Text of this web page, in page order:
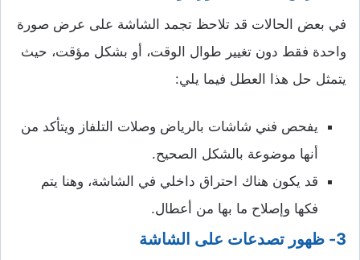
في بعض الحالات قد تلاحظ تجمد الشاشة على عرض صورة
واحدة فقط دون تغيير طوال الوقت، أو بشكل مؤقت، حيث
يتمثل حل هذا العطل فيما يلي:
يفحص فني شاشات بالرياض وصلات التلفاز ويتأكد من
أنها موضوعة بالشكل الصحيح.
قد يكون هناك احتراق داخلي في الشاشة، وهنا يتم
فكها وإصلاح ما بها من أعطال.
3- ظهور تصدعات على الشاشة